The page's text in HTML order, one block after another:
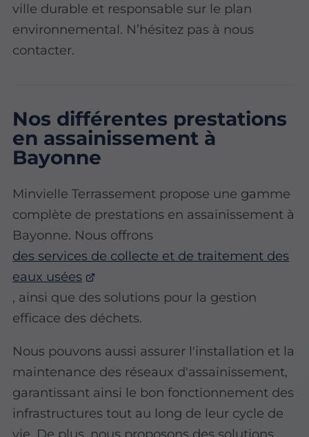
ville durable et responsable sur le plan
environnemental. N’hésitez pas à nous
contacter.
Nos différentes prestations
en assainissement à
Bayonne
Minvielle Terrassement propose une gamme
complète de prestations en assainissement à
Bayonne. Nous offrons
des services de collecte et de traitement des
eaux usées
, ainsi que des solutions pour la gestion
efficace des déchets.
Nous pouvons aussi assurer l'installation et la
maintenance des réseaux d'assainissement,
garantissant ainsi le bon fonctionnement des
infrastructures tout au long de leur cycle de